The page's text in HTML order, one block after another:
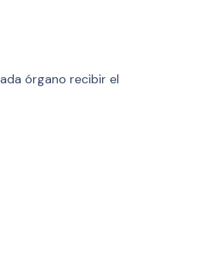
órgano recibir el